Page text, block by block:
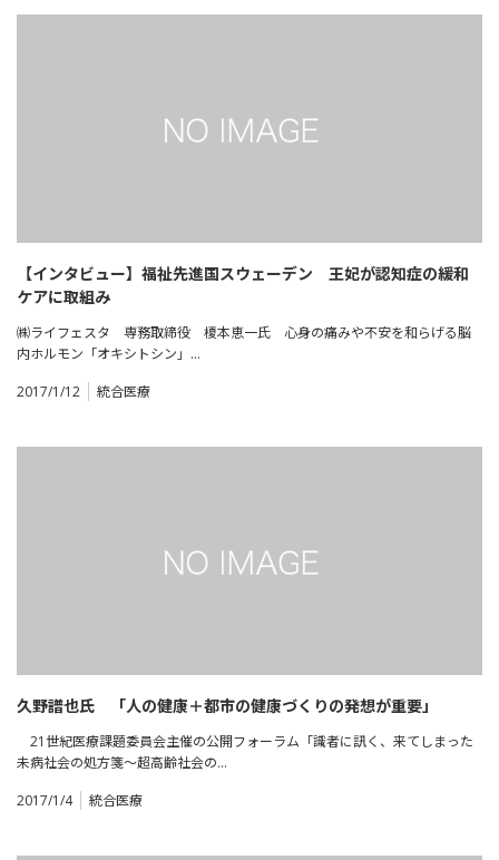
【インタビュー】福祉先進国スウェーデン 王妃が認知症の緩和
ケアに取組み
㈱ライフェスタ 専務取締役 榎本恵一氏 心身の痛みや不安を和らげる脳
内ホルモン「オキシトシン」…
2017/1/12
統合医療
久野譜也氏 「人の健康＋都市の健康づくりの発想が重要」
21世紀医療課題委員会主催の公開フォーラム「識者に訊く、来てしまった
未病社会の処方箋～超高齢社会の…
2017/1/4
統合医療